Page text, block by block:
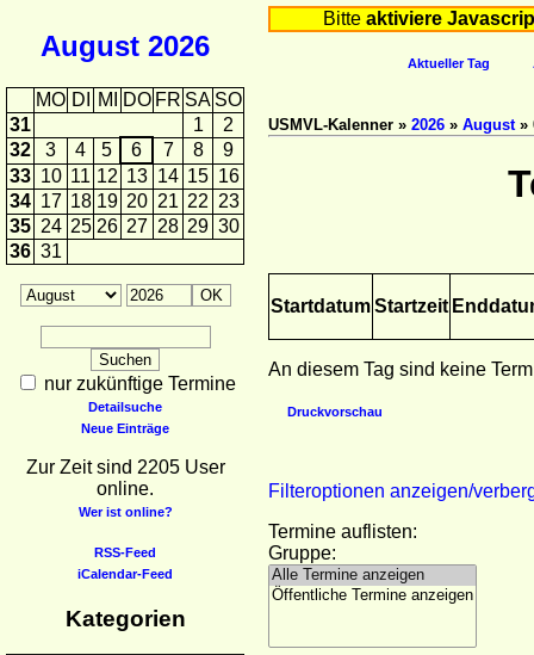
August 2026
MO DI MI DO FR SA SO
31
1
2
32
3 4 5 6 7 8
9
33 10 11 12 13 14 15 16
34 17 18 19 20 21 22 23
35 24 25 26 27 28 29 30
36 31
nur zukünftige Termine
Detailsuche
Neue Einträge
Zur Zeit sind 2205 User
online.
Wer ist online?
RSS-Feed
iCalendar-Feed
Kategorien
Bitte aktiviere
Aktueller Tag
USMVL-Kalenner » 2026 » August»
StartdatumStartzeit
An diesem Tag sind keine
Druckvorschau
Filteroptionen anzeigen/
Termine auflisten:
Gruppe: